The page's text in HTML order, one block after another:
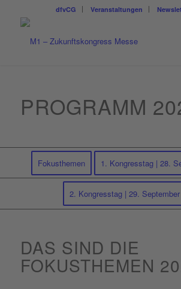
dfvCG Veranstaltungen
PROGRAMM
Fokusthemen 1. Kongresstag | 28.
2. Kongresstag | 29.
DAS SIND DIE
FOKUSTHEMEN